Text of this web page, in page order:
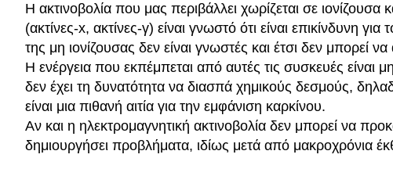
Η ακτινοβολία που μας περιβάλλει χωρίζεται σε ιονίζουσα
(ακτίνες-x, ακτίνες-γ) είναι γνωστό ότι είναι επικίνδυνη
της μη ιονίζουσας δεν είναι γνωστές και έτσι δεν μπορεί
Η ενέργεια που εκπέμπεται από αυτές τις συσκευές είναι
δεν έχει τη δυνατότητα να διασπά χημικούς δεσμούς,
είναι μια πιθανή αιτία για την εμφάνιση καρκίνου.
Αν και η ηλεκτρομαγνητική ακτινοβολία δεν μπορεί να
δημιουργήσει προβλήματα, ιδίως μετά από μακροχρόνια